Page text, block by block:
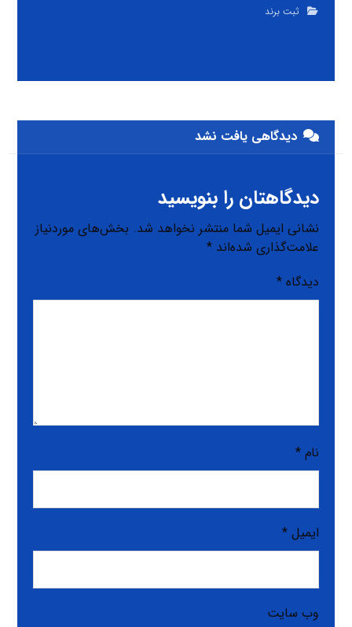
ثبت برند
دیدگاهی یافت نشد
دیدگاهتان را بنویسید
نشانی ایمیل شما منتشر نخواهد شد. بخش‌های موردنیاز
علامت‌گذاری شده‌اند*
دیدگاه*
نام*
ایمیل*
وب‌ سایت